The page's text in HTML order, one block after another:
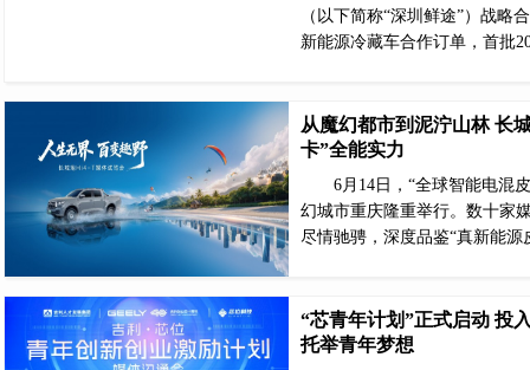
（以下简称“深圳鲜途”）战略
新能源冷藏车合作订单，首批
从魔幻都市到泥泞山林 长
卡”全能实力
6月14日，“全球智能电混
幻城市重庆隆重举行。数十家
尽情驰骋，深度品鉴“真新能
“芯青年计划”正式启动 投
托举青年梦想